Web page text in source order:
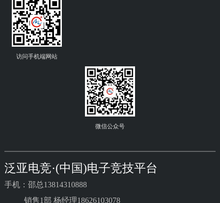
访问手机端网站
微信公众号
泛亚电竞·(中国)电子竞技平台
手机：邵总13814310888
销售1部 杨经理18626103078